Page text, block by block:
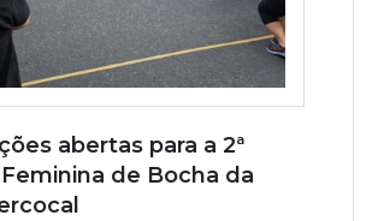
abertas para a 2ª
de Bocha da